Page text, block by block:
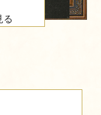
る